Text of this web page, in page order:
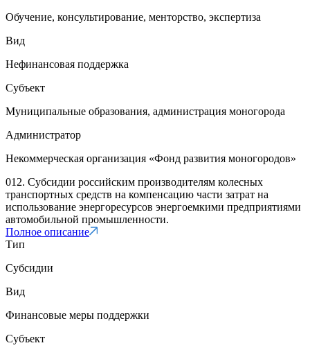
Обучение, консультирование, менторство, экспертиза
Вид
Нефинансовая поддержка
Субъект
Муниципальные образования, администрация моногорода
Администратор
Некоммерческая организация «Фонд развития моногородов»
012. Субсидии российским производителям колесных
транспортных средств на компенсацию части затрат на
использование энергоресурсов энергоемкими предприятиями
автомобильной промышленности.
Полное описание
Тип
Субсидии
Вид
Финансовые меры поддержки
Субъект